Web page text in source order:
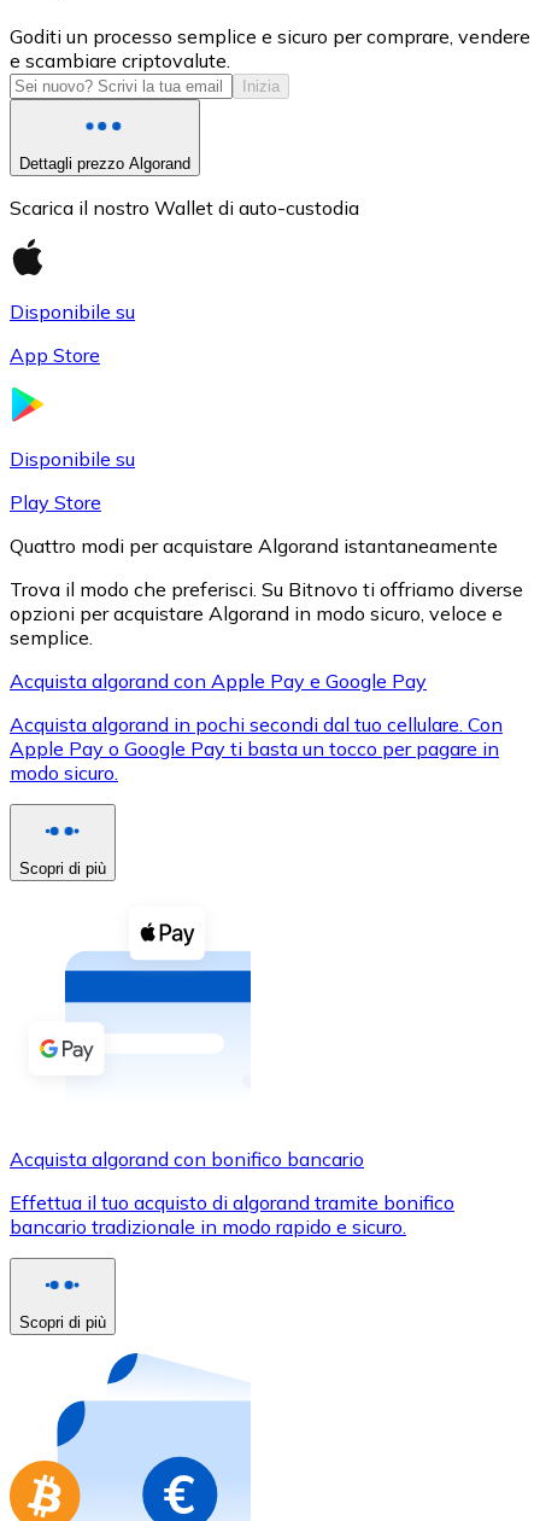
USD Coin
USDC
XRP
XRP
Vedi tutto
Buoni cripto
Acquista criptovalute in contanti e altri mezzi di
Acquista con contanti
Bonifico SEPA
Usa le carte Visa e Mastercard per acquistare
Acquista con carta
Acquista gift card dei tuoi marchi preferiti con
Vai al negozio di carte regalo
Goditi un processo semplice e sicuro per comprare, vendere
e scambiare criptovalute.
Inizia
Dettagli prezzo Algorand
Scarica il nostro Wallet di auto-custodia
Disponibile su
App Store
Disponibile su
Play Store
Quattro modi per acquistare Algorand istantaneamente
Trova il modo che preferisci. Su Bitnovo ti offriamo diverse
opzioni per acquistare Algorand in modo sicuro, veloce e
semplice.
Acquista algorand con Apple Pay e Google Pay
Acquista algorand in pochi secondi dal tuo cellulare. Con
Apple Pay o Google Pay ti basta un tocco per pagare in
modo sicuro.
Scopri di più
Acquista algorand con bonifico bancario
Effettua il tuo acquisto di algorand tramite bonifico
bancario tradizionale in modo rapido e sicuro.
Scopri di più